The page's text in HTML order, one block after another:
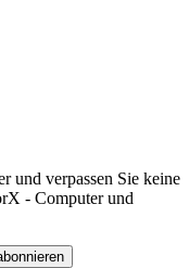
und verpassen Sie keine
- Computer und